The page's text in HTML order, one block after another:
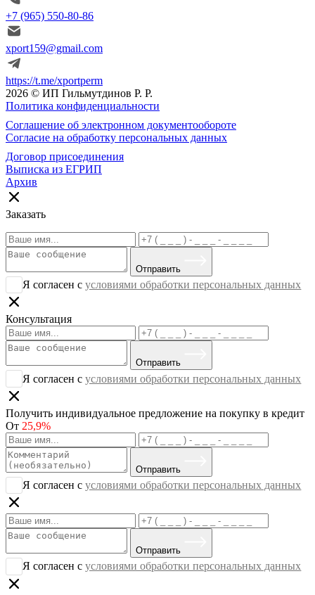
+7 (965) 550-80-86
xport159@gmail.com
https://t.me/xportperm
2026 © ИП Гильмутдинов Р. Р.
Политика конфиденциальности
Соглашение об электронном документообороте
Согласие на обработку персональных данных
Договор присоединения
Выписка из ЕГРИП
Архив
Заказать
Отправить
Я согласен сусловиями обработки персональных данных
Консультация
Отправить
Я согласен сусловиями обработки персональных данных
Получить индивидуальное предложение на покупку в кредит
От 25,9%
Отправить
Я согласен сусловиями обработки персональных данных
Отправить
Я согласен сусловиями обработки персональных данных